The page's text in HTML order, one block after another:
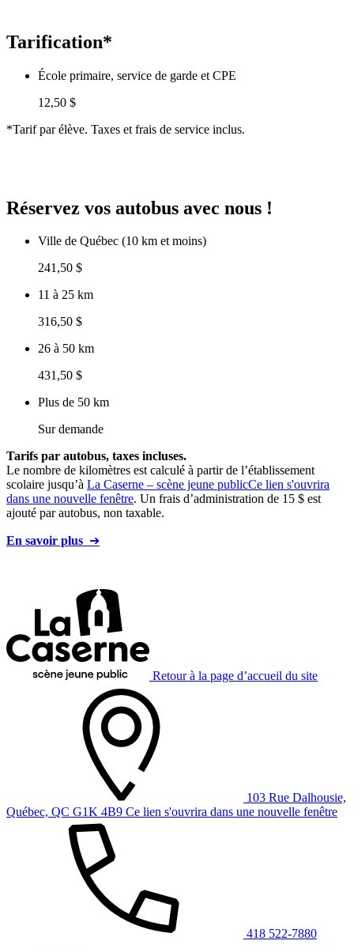
Tarification*
École primaire, service de garde et CPE
12,50 $
*Tarif par élève. Taxes et frais de service inclus.
Réservez vos autobus avec nous !
Ville de Québec (10 km et moins)
241,50 $
11 à 25 km
316,50 $
26 à 50 km
431,50 $
Plus de 50 km
Sur demande
Tarifs par autobus, taxes incluses.
Le nombre de kilomètres est calculé à partir de l’établissement
scolaire jusqu’à La Caserne – scène jeune publicCe lien s'ouvrira
dans une nouvelle fenêtre. Un frais d’administration de 15 $ est
ajouté par autobus, non taxable.
En savoir plus ➔
Retour à la page d’accueil du site
103 Rue Dalhousie,
Québec, QC G1K 4B9 Ce lien s'ouvrira dans une nouvelle fenêtre
418 522-7880